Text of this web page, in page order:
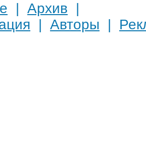
| Архив |
| Авторы |